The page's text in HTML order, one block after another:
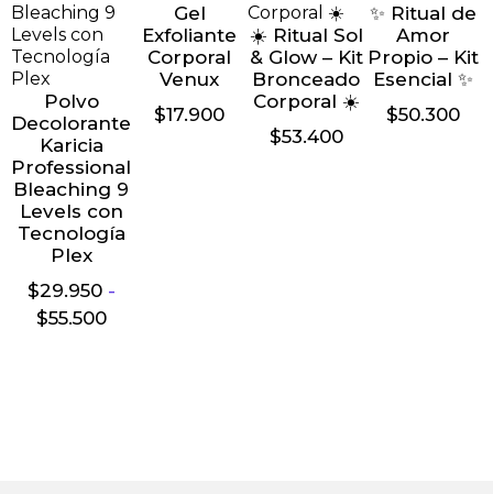
Polvo
Decolorante
Karicia
Professional
Bleaching 9
Levels con
Tecnología
Plex
$29.950 -
$55.500
Gel
Exfoliante
Corporal
Venux
$17.900
☀️ Ritual Sol
& Glow – Kit
Bronceado
Corporal ☀️
$53.400
✨ Ritual de
Amor
Propio – Kit
Esencial ✨
$50.300